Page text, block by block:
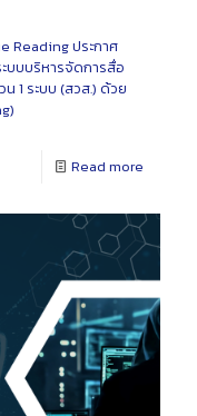
Readingประกาศ
บบบริหารจัดการสื่อ
1 ระบบ (สวส.) ด้วย
Read more